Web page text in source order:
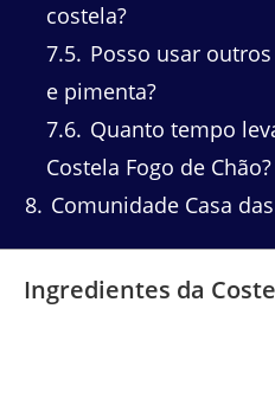
costela?
7.5 Posso usar
e pimenta?
7.6 Quanto tempo
Costela Fogo de Chão?
8 Comunidade Casa
Ingredientes da